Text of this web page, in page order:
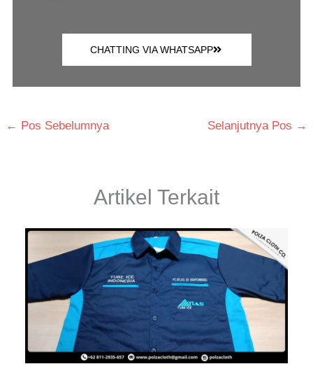
CHATTING VIA WHATSAPP
← Pos Sebelumnya Selanjutnya Pos →
Artikel Terkait